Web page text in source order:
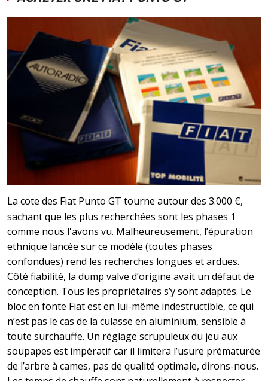
La cote des Fiat Punto GT tourne autour des 3.000 €,
sachant que les plus recherchées sont les phases 1
comme nous l'avons vu. Malheureusement, l’épuration
ethnique lancée sur ce modèle (toutes phases
confondues) rend les recherches longues et ardues.
Côté fiabilité, la dump valve d’origine avait un défaut de
conception. Tous les propriétaires s’y sont adaptés. Le
bloc en fonte Fiat est en lui-même indestructible, ce qui
n’est pas le cas de la culasse en aluminium, sensible à
toute surchauffe. Un réglage scrupuleux du jeu aux
soupapes est impératif car il limitera l’usure prématurée
de l’arbre à cames, pas de qualité optimale, dirons-nous.